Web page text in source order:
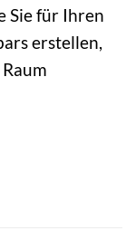
Sie für Ihren
erstellen,